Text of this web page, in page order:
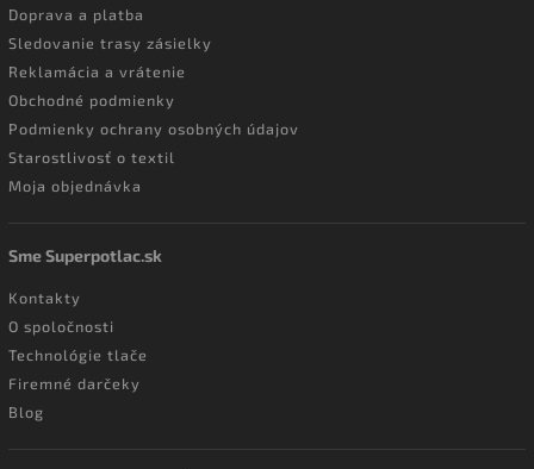
Doprava a platba
Sledovanie trasy zásielky
Reklamácia a vrátenie
Obchodné podmienky
Podmienky ochrany osobných údajov
Starostlivosť o textil
Moja objednávka
Sme Superpotlac.sk
Kontakty
O spoločnosti
Technológie tlače
Firemné darčeky
Blog